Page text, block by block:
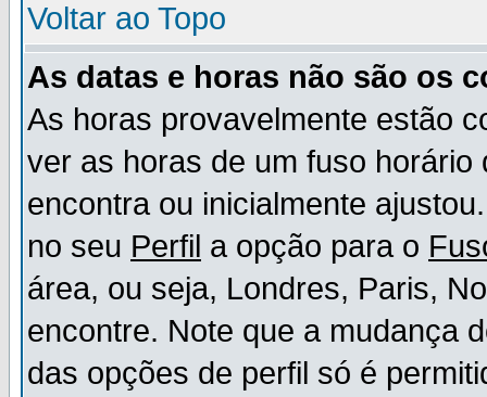
Voltar ao Topo
As datas e horas não são os
As horas provavelmente estão
ver as horas de um fuso
encontra ou inicialmente
no seu Perfil a opção para o
área, ou seja, Londres, Paris,
encontre. Note que a mudança
das opções de perfil só é